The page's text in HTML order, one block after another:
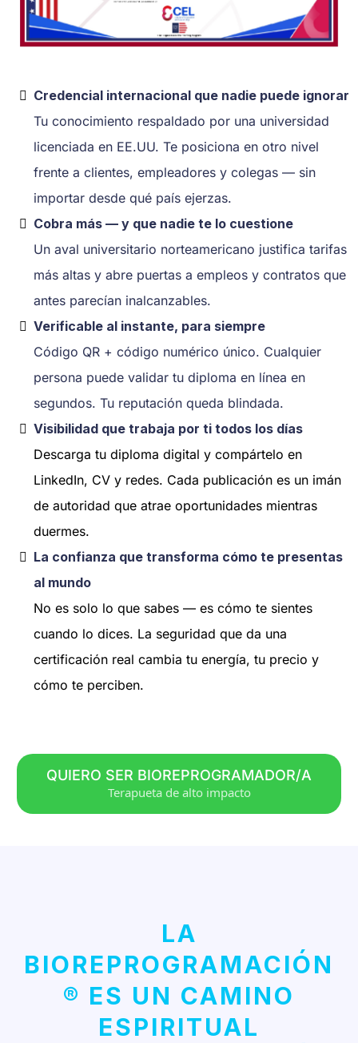
Credencial internacional que nadie puede ignorar
Tu conocimiento respaldado por una universidad
licenciada en EE.UU. Te posiciona en otro nivel
frente a clientes, empleadores y colegas — sin
importar desde qué país ejerzas.
Cobra más — y que nadie te lo cuestione
Un aval universitario norteamericano justifica tarifas
más altas y abre puertas a empleos y contratos que
antes parecían inalcanzables.
Verificable al instante, para siempre
Código QR + código numérico único. Cualquier
persona puede validar tu diploma en línea en
segundos. Tu reputación queda blindada.
Visibilidad que trabaja por ti todos los días
Descarga tu diploma digital y compártelo en
LinkedIn, CV y redes. Cada publicación es un imán
de autoridad que atrae oportunidades mientras
duermes.
La confianza que transforma cómo te presentas
al mundo
No es solo lo que sabes — es cómo te sientes
cuando lo dices. La seguridad que da una
certificación real cambia tu energía, tu precio y
cómo te perciben.
QUIERO SER BIOREPROGRAMADOR/A
Terapueta de alto impacto
LA
BIOREPROGRAMACIÓN
® ES UN CAMINO
ESPIRITUAL